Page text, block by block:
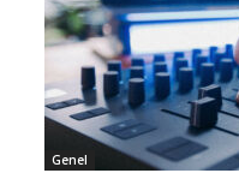
Genel